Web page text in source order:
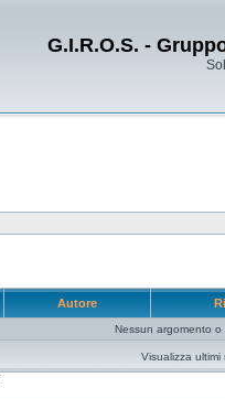
G.I.R.O.S. -
Autore
Nessun argomento o
Visualizza ultimi